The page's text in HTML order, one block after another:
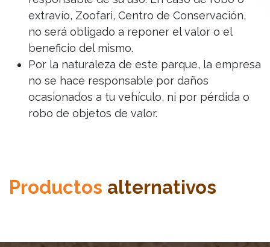
extravío, Zoofari, Centro de Conservación,
no será obligado a reponer el valor o el
beneficio del mismo.
Por la naturaleza de este parque, la empresa
no se hace responsable por daños
ocasionados a tu vehículo, ni por pérdida o
robo de objetos de valor.
Productos alternativos